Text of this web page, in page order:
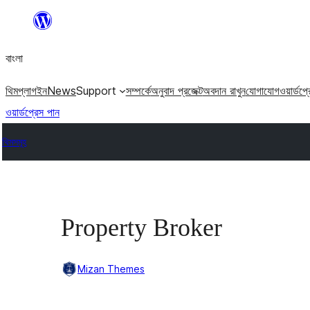
যান
বাংলা
থিমপ্লাগইনNewsSupport সম্পর্কেঅনুবাদ প্রজেক্টঅবদান রাখুনযোগাযোগ
ওয়ার্ডপ্রেস পান
থিমসমূহ
Property Broker
Mizan Themes